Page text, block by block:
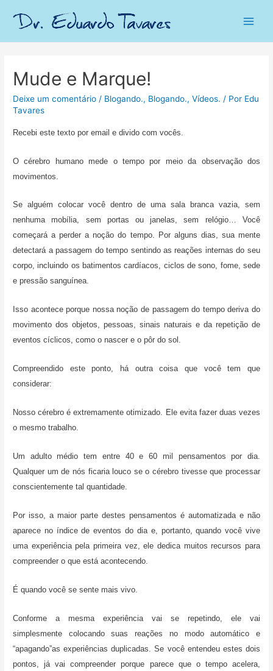
Mude e Marque!
Deixe um comentário / Blogando., Blogando.,Vídeos. / Por Edu
Tavares
Recebi este texto por email e divido com vocês.
O cérebro humano mede o tempo por meio da observação dos
movimentos.
Se alguém colocar você dentro de uma sala branca vazia, sem
nenhuma mobília, sem portas ou janelas, sem relógio… Você
começará a perder a noção do tempo. Por alguns dias, sua mente
detectará a passagem do tempo sentindo as reações internas do seu
corpo, incluindo os batimentos cardíacos, ciclos de sono, fome, sede
e pressão sanguínea.
Isso acontece porque nossa noção de passagem do tempo deriva do
movimento dos objetos, pessoas, sinais naturais e da repetição de
eventos cíclicos, como o nascer e o pôr do sol.
Compreendido este ponto, há outra coisa que você tem que
considerar:
Nosso cérebro é extremamente otimizado. Ele evita fazer duas vezes
o mesmo trabalho.
Um adulto médio tem entre 40 e 60 mil pensamentos por dia.
Qualquer um de nós ficaria louco se o cérebro tivesse que processar
conscientemente tal quantidade.
Por isso, a maior parte destes pensamentos é automatizada e não
aparece no índice de eventos do dia e, portanto, quando você vive
uma experiência pela primeira vez, ele dedica muitos recursos para
compreender o que está acontecendo.
É quando você se sente mais vivo.
Conforme a mesma experiência vai se repetindo, ele vai
simplesmente colocando suas reações no modo automático e
“apagando”as experiências duplicadas. Se você entendeu estes dois
pontos, já vai compreender porque parece que o tempo acelera,